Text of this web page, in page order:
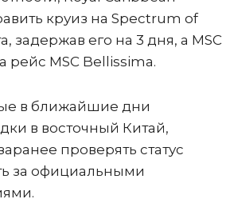
круиз на Spectrum of
задержав его на 3 дня, а MSC
рейс MSC Bellissima.
в ближайшие дни
в восточный Китай,
проверять статус
за официальными